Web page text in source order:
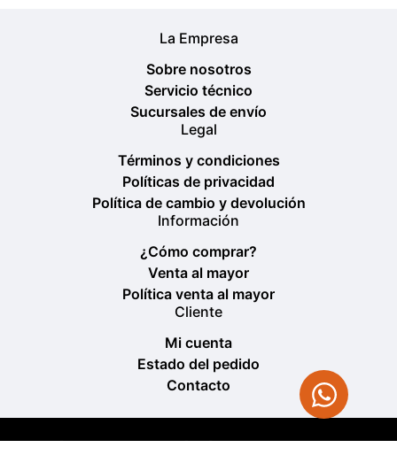
La Empresa
Sobre nosotros
Servicio técnico
Sucursales de envío
Legal
Términos y condiciones
Políticas de privacidad
Política de cambio y devolución
Información
¿Cómo comprar?
Venta al mayor
Política venta al mayor
Cliente
Mi cuenta
Estado del pedido
Contacto
[currency_switcher]